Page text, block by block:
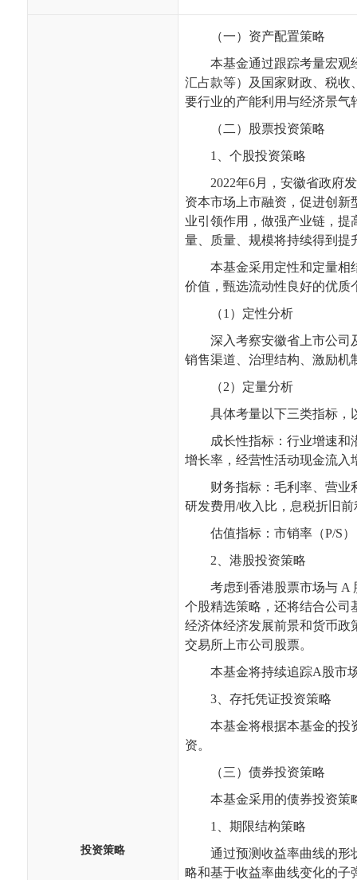
投资策略
（一）资产配置策略
本基金通过跟踪考量宏观
汇占款等）及国家财政、税收
要行业的产能利用与经济景气
（二）股票投资策略
1
、个股投资策略
2022年6月，安徽省政府
资本市场上市融资，促进创
业引领作用，做强产业链，
量、质量、规模将持续得到提
本基金采用定性和定量相
价值，甄选流动性良好的优质
（1 ）定性分析
深入考察安徽省上市公司
销售渠道、治理结构、激励机
（2）定量分析
具体考量以下三类指标，
成长性指标：行业增速和
增长率，经营性活动现金流入
财务指标：毛利率、营业
研发费用/收入比，息税折旧前
估值指标：市销率（P/S
2 、港股投资策略
考虑到香港股票市场与 A
个股精选策略，还将结合公司
经济体经济发展前景和货币政
交易所上市公司股票。
本基金将持续追踪A 股市
3 、存托凭证投资策略
本基金将根据本基金的投
资。
（三）债券投资策略
本基金采用的债券投资策
1
、期限结构策略
通过预测收益率曲线的形
略和基于收益率曲线变化的子